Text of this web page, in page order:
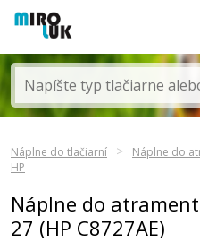
Náplne do tlačiarní Náplne do
HP
Náplne do
27 (HP C8727AE)